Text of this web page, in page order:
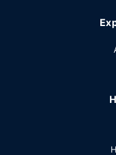
Vor Ort gibt es